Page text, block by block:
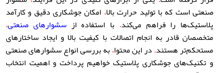
صنعتی است که با تولید حرارت بالا، امکان جوشکاری دقیق و کارآمد
پلاستیک‌ها را فراهم می‌کند. با استفاده ازسشوارهای صنعتی،
متخصصان قادر به انجام اتصالات با کیفیت بالا و ایجاد ساختارهای
مستحکم‌تر هستند.در این محتوا،به بررسی انواع سشوارهای صنعتی
و تکنیک‌های جوشکاری پلاستیک خواهیم پرداخت و اهمیت انتخاب